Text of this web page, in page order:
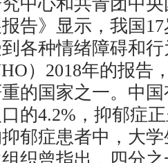
告》显示，我国
各种情绪障碍和
）2018年的报告
的国家之一。中
的4.2%，抑郁症
郁症患者中，大